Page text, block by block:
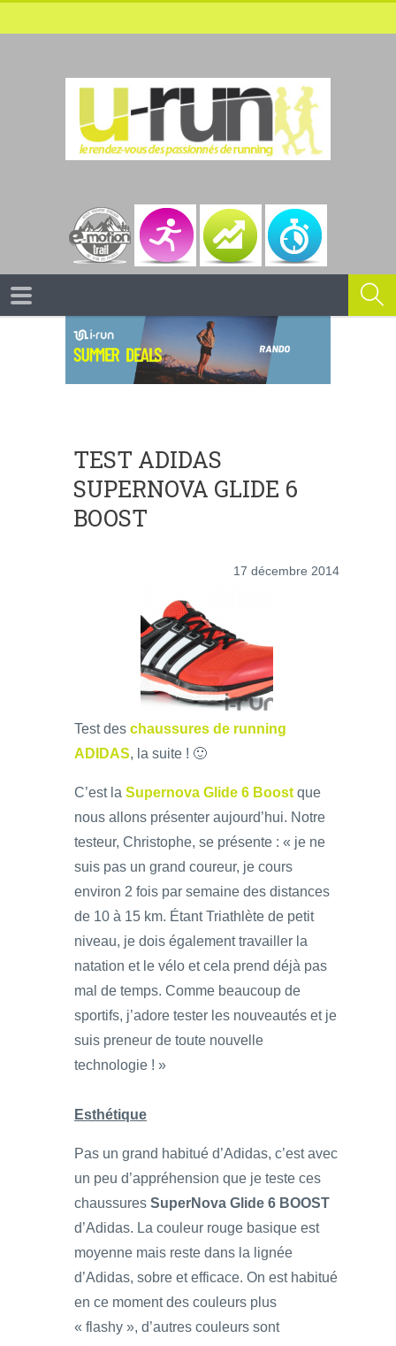
TEST ADIDAS
SUPERNOVA GLIDE 6
BOOST
17 décembre 2014
Test des chaussures de running
ADIDAS, la suite ! 🙂
C’est la Supernova Glide 6 Boost que
nous allons présenter aujourd’hui. Notre
testeur, Christophe, se présente : « je ne
suis pas un grand coureur, je cours
environ 2 fois par semaine des distances
de 10 à 15 km. Étant Triathlète de petit
niveau, je dois également travailler la
natation et le vélo et cela prend déjà pas
mal de temps. Comme beaucoup de
sportifs, j’adore tester les nouveautés et je
suis preneur de toute nouvelle
technologie ! »
Esthétique
Pas un grand habitué d’Adidas, c’est avec
un peu d’appréhension que je teste ces
chaussures SuperNova Glide 6 BOOST
d’Adidas. La couleur rouge basique est
moyenne mais reste dans la lignée
d’Adidas, sobre et efficace. On est habitué
en ce moment des couleurs plus
« flashy », d’autres couleurs sont